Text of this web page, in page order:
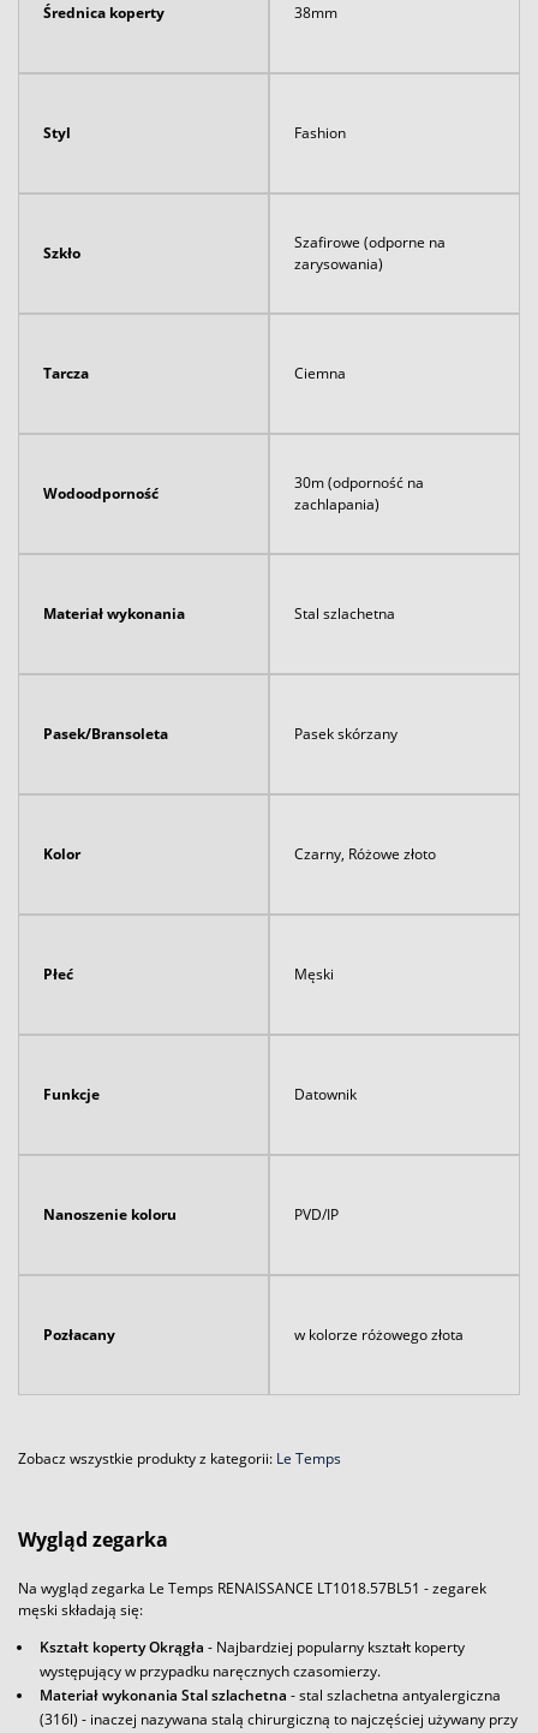
Średnica koperty 38mm
Styl Fashion
Szkło
Szafirowe (odporne na
zarysowania)
Tarcza Ciemna
Wodoodporność
30m (odporność na
zachlapania)
Materiał wykonania Stal szlachetna
Pasek/Bransoleta Pasek skórzany
Kolor Czarny, Różowe złoto
Płeć Męski
Funkcje Datownik
Nanoszenie koloru PVD/IP
Pozłacany w kolorze różowego złota
Zobacz wszystkie produkty z kategorii: Le Temps
Wygląd zegarka
Na wygląd zegarka Le Temps RENAISSANCE LT1018.57BL51 - zegarek
męski składają się:
Kształt koperty Okrągła - Najbardziej popularny kształt koperty
występujący w przypadku naręcznych czasomierzy.
Materiał wykonania Stal szlachetna - stal szlachetna antyalergiczna
(316l) - inaczej nazywana stalą chirurgiczną to najczęściej używany przy